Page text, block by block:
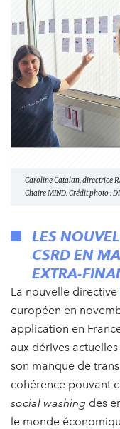
Caroline Catalan, directrice
Chaire MIND. Crédit photo :
LES
CSRD EN
EXTRA-
La nouvelle directive
européen en
application en
aux dérives
son manque de
cohérence pouvant
social washing des
le monde